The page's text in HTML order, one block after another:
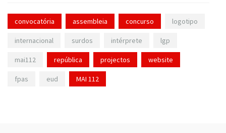
convocatória assembleia concurso logotipo
internacional surdos intérprete lgp
mai112 república projectos website
fpas eud MAI 112